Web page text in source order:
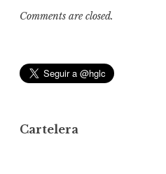
Comments are closed.
Cartelera